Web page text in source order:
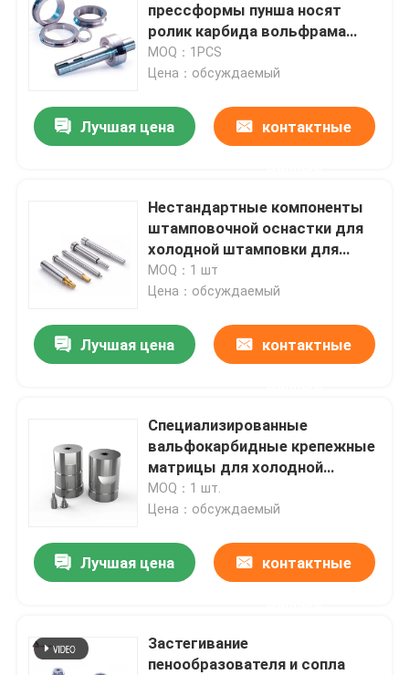
Продукция
прессформы пунша носят
ролик карбида вольфрама
сопротивления для
ребристого провода
MOQ：1PCS
Цена：обсуждаемый
Лучшая цена контактные
Нестандартные компоненты
штамповочной оснастки для
холодной штамповки для
бытовой техники,
электронных коммуникаций и
MOQ：1 шт
Цена：обсуждаемый
Лучшая цена контактные
Специализированные
вальфокарбидные крепежные
матрицы для холодной
заготовки орехов и винтов
MOQ：1 шт.
Цена：обсуждаемый
Лучшая цена контактные
Застегивание
пенообразователя и сопла